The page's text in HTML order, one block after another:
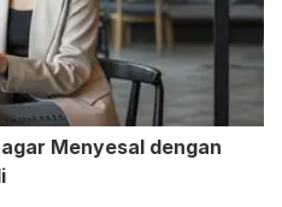
Menyesal dengan